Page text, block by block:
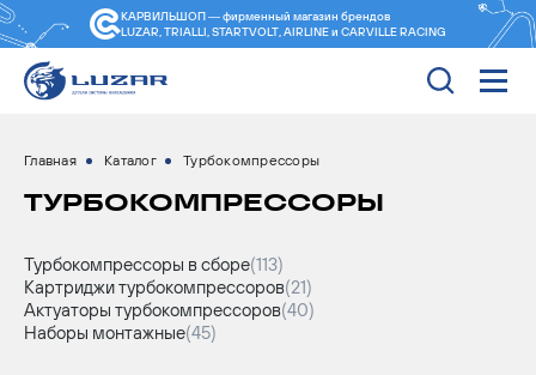
КАРВИЛЬШОП — фирменный магазин брендов
LUZAR, TRIALLI, STARTVOLT, AIRLINE и CARVILLE RACING
Главная Каталог Турбокомпрессоры
ТУРБОКОМПРЕССОРЫ
Турбокомпрессоры в сборе(113)
Картриджи турбокомпрессоров(21)
Актуаторы турбокомпрессоров(40)
Наборы монтажные(45)